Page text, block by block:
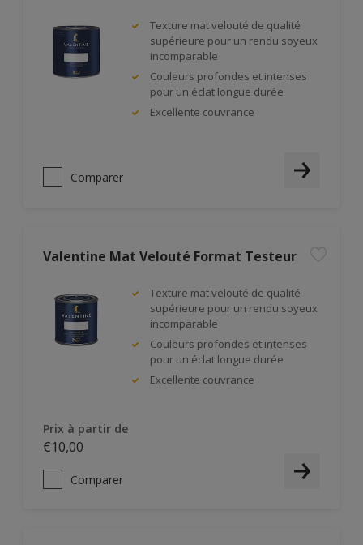
Texture mat velouté de qualité
supérieure pour un rendu soyeux
incomparable
Couleurs profondes et intenses
pour un éclat longue durée
Excellente couvrance
Comparer
Valentine Mat Velouté Format Testeur
Texture mat velouté de qualité
supérieure pour un rendu soyeux
incomparable
Couleurs profondes et intenses
pour un éclat longue durée
Excellente couvrance
Prix à partir de
€10,00
Comparer